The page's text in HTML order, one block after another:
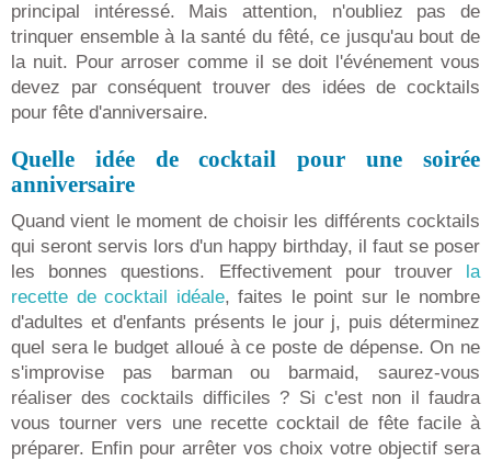
principal intéressé. Mais attention, n'oubliez pas de
trinquer ensemble à la santé du fêté, ce jusqu'au bout de
la nuit. Pour arroser comme il se doit l'événement vous
devez par conséquent trouver des idées de cocktails
pour fête d'anniversaire.
Quelle idée de cocktail pour une soirée
anniversaire
Quand vient le moment de choisir les différents cocktails
qui seront servis lors d'un happy birthday, il faut se poser
les bonnes questions. Effectivement pour trouver
la
recette de cocktail idéale, faites le point sur le nombre
d'adultes et d'enfants présents le jour j, puis déterminez
quel sera le budget alloué à ce poste de dépense. On ne
s'improvise pas barman ou barmaid, saurez-vous
réaliser des cocktails difficiles ? Si c'est non il faudra
vous tourner vers une recette cocktail de fête facile à
préparer. Enfin pour arrêter vos choix votre objectif sera